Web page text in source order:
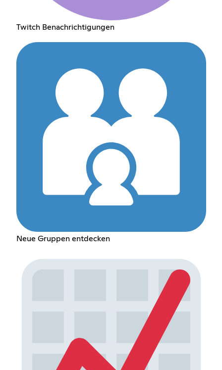
Twitch Benachrichtigungen
Neue Gruppen entdecken